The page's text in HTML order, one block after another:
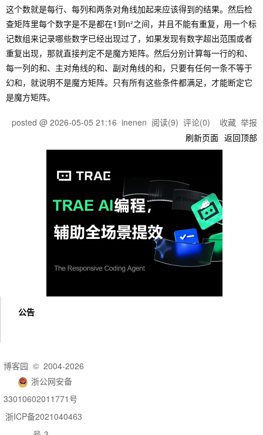
这个数就是每行、每列和两条对角线加起来应该得到的结果。然后检
查矩阵里每个数字是不是都在1到n²之间，并且不能有重复，用一个标
记数组来记录哪些数字已经出现过了，如果发现有数字超出范围或者
重复出现，那就直接判定不是魔方矩阵。然后分别计算每一行的和、
每一列的和、主对角线的和、副对角线的和，只要有任何一条不等于
幻和，就说明不是魔方矩阵。只有所有这些条件都满足，才能断定它
是魔方矩阵。
posted @ 2026-05-05 21:16 inenen 阅读(9) 评论(0) 收藏 举报
刷新页面 返回顶部
公告
博客园 © 2004-2026
浙公网安备
33010602011771号
浙ICP备2021040463